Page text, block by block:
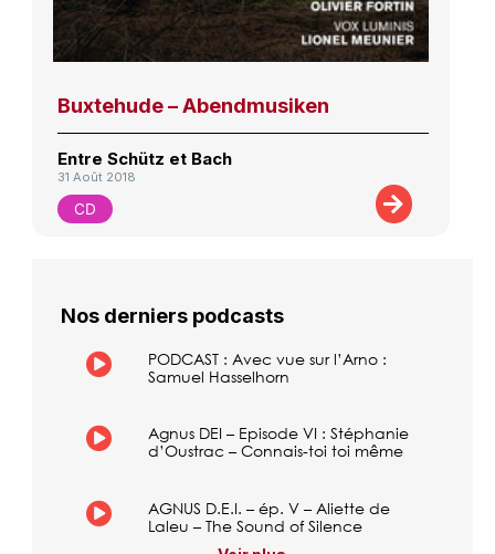
Buxtehude – Abendmusiken
Entre Schütz et Bach
31 Août 2018
CD
Nos derniers podcasts
PODCAST : Avec vue sur l’Arno :
Samuel Hasselhorn
Agnus DEI – Episode VI : Stéphanie
d’Oustrac – Connais-toi toi même
AGNUS D.E.I. – ép. V – Aliette de
Laleu – The Sound of Silence